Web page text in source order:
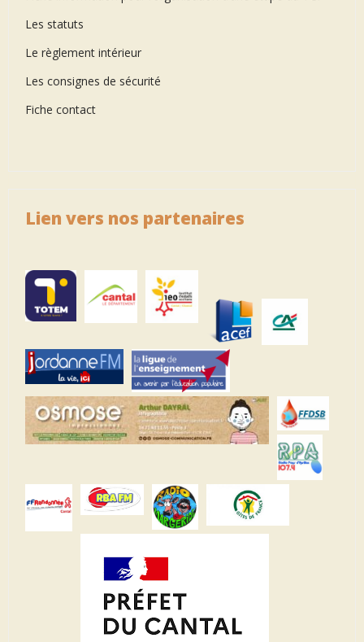
Les statuts
Le règlement intérieur
Les consignes de sécurité
Fiche contact
Lien vers nos partenaires